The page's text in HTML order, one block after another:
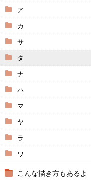
ア
カ
サ
タ
ナ
ハ
マ
ヤ
ラ
ワ
こんな描き方もあるよ